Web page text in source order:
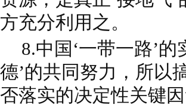
方充分利用之。
8.中国‘一带一路’
德’的共同努力，所以
否落实的决定性关键